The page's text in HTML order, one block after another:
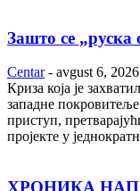
Зашто се „руска
Centar - avgust 6, 2026
Криза која је
западне
приступ,
пројекте у
ХРОНИКА